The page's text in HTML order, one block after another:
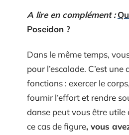
A lire en complément :
Poseidon ?
Dans le même temps,
pour l’escalade. C’est
fonctions : exercer le
fournir l’effort et rendre
danse peut vous être utile
ce cas de figure, vous